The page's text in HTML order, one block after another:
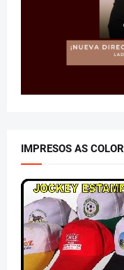
IMPRESOS AS COLOR